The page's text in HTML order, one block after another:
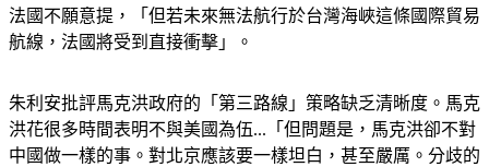
法國不願意提，「但若未來無法航行於台灣海峽這條國際貿易
航線，法國將受到直接衝擊」。
朱利安批評馬克洪政府的「第三路線」策略缺乏清晰度。馬克
洪花很多時間表明不與美國為伍...「但問題是，馬克洪卻不對
中國做一樣的事。對北京應該要一樣坦白，甚至嚴厲。分歧的